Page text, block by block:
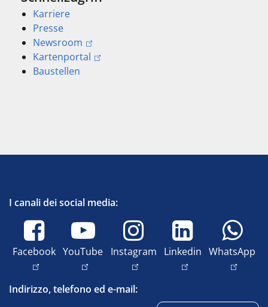
Karriere
Presse
Newsroom
Kartenportal
Baustellen
I canali dei social media:
Facebook YouTube Instagram Linkedin WhatsApp
Indirizzo, telefono ed e-mail: